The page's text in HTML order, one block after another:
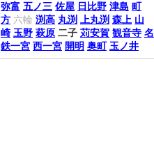
弥富 五ノ三 佐屋 日比野 津島 町
方 六輪 渕高 丸渕 上丸渕 森上 山
崎 玉野 萩原 二子 苅安賀 観音寺 名
鉄一宮 西一宮 開明 奥町 玉ノ井